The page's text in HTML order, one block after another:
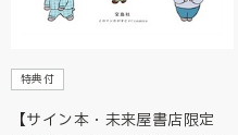
特典付
【サイン本・未来屋書店限定